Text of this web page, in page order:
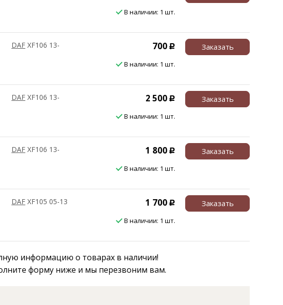
В наличии: 1 шт.
DAF XF106 13- 700 Р
В наличии: 1 шт.
Заказать
DAF XF106 13- 2 500 Р
В наличии: 1 шт.
Заказать
DAF XF106 13- 1 800 Р
В наличии: 1 шт.
Заказать
DAF XF105 05-13 1 700 Р
В наличии: 1 шт.
Заказать
информацию о товарах в наличии!
форму ниже и мы перезвоним вам.